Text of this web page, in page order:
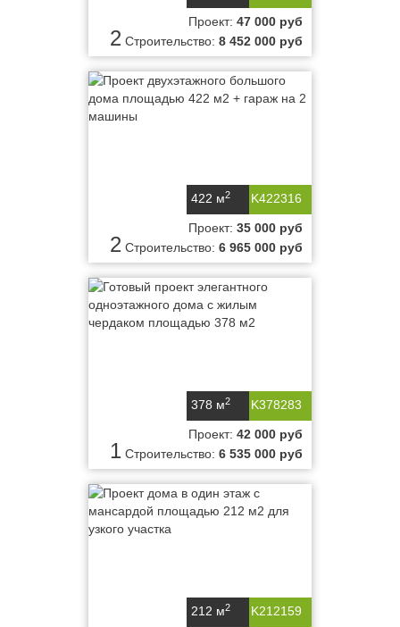
2
Проект: 47 000 руб
Строительство: 8 452 000 руб
K422316
422 м2
2
Проект: 35 000 руб
Строительство: 6 965 000 руб
K378283
378 м2
1
Проект: 42 000 руб
Строительство: 6 535 000 руб
K212159
212 м2